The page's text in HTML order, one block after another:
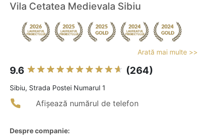
Vila Cetatea Medievala Sibiu
Arată mai multe >>
9.6 (264)
Sibiu, Strada Postei Numarul 1
Afișează numărul de telefon
Despre companie: